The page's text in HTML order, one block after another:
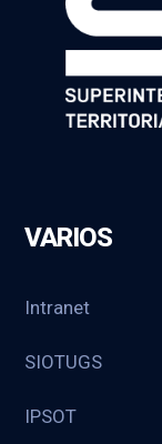
VARIOS
Intranet
SIOTUGS
IPSOT